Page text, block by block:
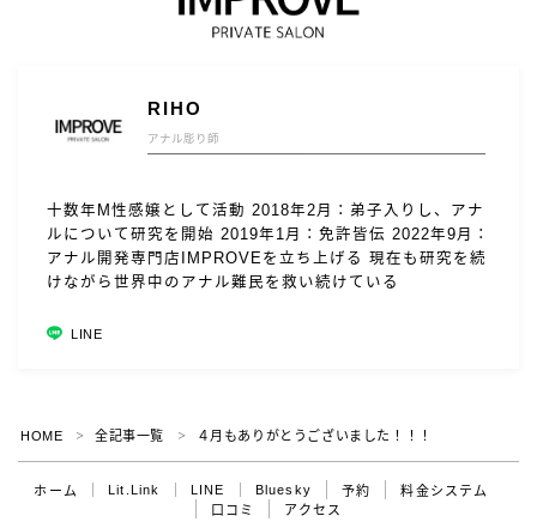
RIHO
アナル彫り師
十数年M性感嬢として活動 2018年2月：弟子入りし、アナ
ルについて研究を開始 2019年1月：免許皆伝 2022年9月：
アナル開発専門店IMPROVEを立ち上げる 現在も研究を続
けながら世界中のアナル難民を救い続けている
LINE
HOME ＞ 全記事一覧 ＞ ４月もありがとうございました！！！
ホーム Lit.Link LINE Bluesky 予約
料金システム
口コミ
アクセス